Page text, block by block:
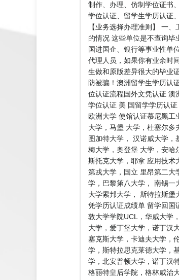
制作、办理、仿制学位证书
学位认证、留学生学历认证
【业务选择办理准则】 一
的情况 这些单位是不查询毕
国进国企、银行等事业性单
代理人员，如果你有业余时
生做和原版差异很大的毕业
防被骗！澳洲留学生学历认
位认证流程国外文凭认证 澳
学位认证 美 国留学学历认
欧洲大学 使馆认证慕尼黑工
大学，马堡 大学，杜塞尔
图加特大学， 汉诺威大学
梅大学，奥登堡 大学，安哈
斯托克大学，耶拿 应用技术
第戎大学，国立 里昂第二大
学，巴黎第八大学， 南锡一
大学索邦大学， 斯特拉斯
凭学历认证成绩单 留学回国
敦大学学院UCL，华威大学
大学，爱丁堡大学，诺丁汉
塞克斯大学，卡迪夫大学，
学，斯特拉思克莱德大学，
学，北安普顿大学，诺丁汉
格丽特皇后学院，格林威治